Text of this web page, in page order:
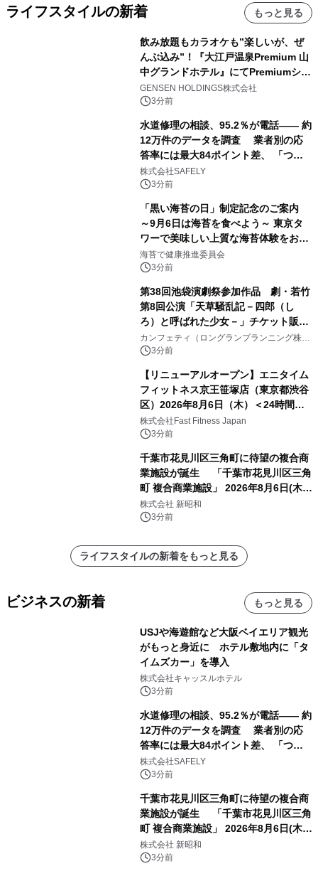
ライフスタイルの新着 もっと見る
飲み放題もカラオケも”楽しいが、ぜ
んぶ込み”！『大江戸温泉Premium 山
中グランドホテル』にてPremiumシリ
ーズ初のオールインクルーシブ導入
GENSEN HOLDINGS株式会社
3分前
水道修理の相談、95.2％が電話―― 約
12万件のデータを調査 業者別の応
答率には最大84ポイント差、 「つな
がりやすさ」も選定基準に
株式会社SAFELY
3分前
「黒い海苔の日」制定記念のご案内
～9月6日は海苔を食べよう～ 東京タ
ワーで美味しい上質な海苔体験をお届
けします！
海苔で健康推進委員会
3分前
第38回池袋演劇祭参加作品 劇・若竹
第8回公演「天草騒乱記－四郎（し
ろ）と呼ばれた少女－」チケット販売
開始
カンフェティ（ロングランプランニング株式
会社）
3分前
【リニューアルオープン】エニタイム
フィットネス京王笹塚店（東京都渋谷
区）2026年8月6日（木）＜24時間年
中無休のフィットネスジム＞
株式会社Fast Fitness Japan
3分前
千葉市花見川区三角町に待望の複合商
業施設が誕生 「千葉市花見川区三角
町 複合商業施設」 2026年8月6日(木)
グランドオープン
株式会社 新昭和
3分前
ライフスタイルの新着をもっと見る
ビジネスの新着 もっと見る
USJや海遊館など大阪ベイエリア観光
がもっと身近に ホテル敷地内に「タ
イムズカー」を導入
株式会社キャッスルホテル
3分前
水道修理の相談、95.2％が電話―― 約
12万件のデータを調査 業者別の応
答率には最大84ポイント差、 「つな
がりやすさ」も選定基準に
株式会社SAFELY
3分前
千葉市花見川区三角町に待望の複合商
業施設が誕生 「千葉市花見川区三角
町 複合商業施設」 2026年8月6日(木)
グランドオープン
株式会社 新昭和
3分前